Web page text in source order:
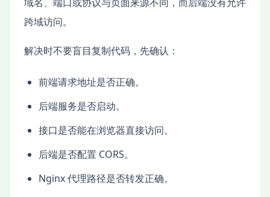
跨域访问。
解决时不要盲目复制代码，先确认：
前端请求地址是否正确。
后端服务是否启动。
接口是否能在浏览器直接访问。
后端是否配置 CORS。
Nginx 代理路径是否转发正确。